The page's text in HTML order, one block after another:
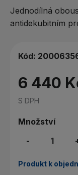
Jednodílná
antidekubitním
Kód:
6 440
S DPH
Množství
-
Produkt k